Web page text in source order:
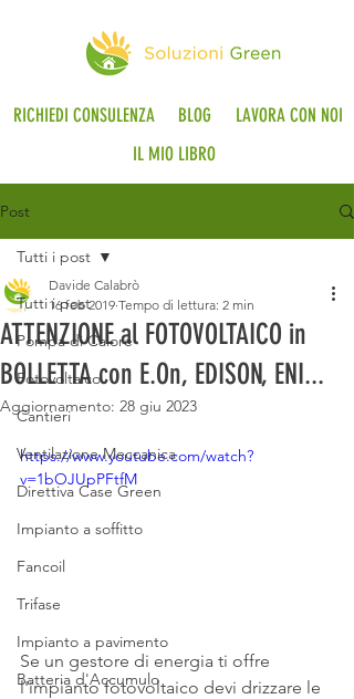
RICHIEDI CONSULENZA BLOG
LAVORA CON NOI
IL MIO LIBRO
Post
Tutti i post
Pompa di Calore
Fotovoltaico
Cantieri
Ventilazione Meccanica
Direttiva Case Green
Impianto a soffitto
Fancoil
Trifase
Impianto a pavimento
Batteria d'Accumulo
Tutti i post
ATTENZIONE al FOTOVOLTAICO in
BOLLETTA con E.On, EDISON, ENI...
Davide Calabrò
16 feb 2019 Tempo di lettura: 2 min
Aggiornamento: 28 giu 2023
https://www.youtube.com/watch?
v=1bOJUpPFtfM
Se un gestore di energia ti offre
l'impianto fotovoltaico devi drizzare le